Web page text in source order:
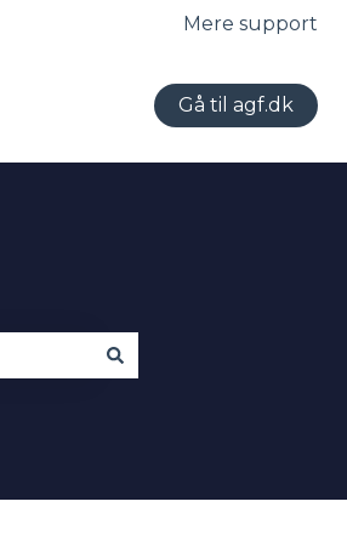
Mere support
Gå til agf.dk